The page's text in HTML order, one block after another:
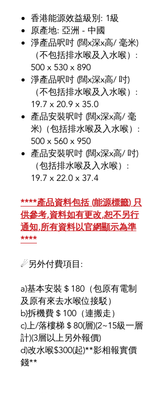
香港能源效益級別: 1級
原產地: 亞洲 - 中國
淨產品呎吋 (闊x深x高/ 毫米)
（不包括排水喉及入水喉）:
500 x 530 x 890
淨產品呎吋 (闊x深x高/ 吋)
（不包括排水喉及入水喉）:
19.7 x 20.9 x 35.0
產品安裝呎吋 (闊x深x高/ 毫
米)（包括排水喉及入水喉）:
500 x 560 x 950
產品安裝呎吋 (闊x深x高/ 吋)
（包括排水喉及入水喉）:
19.7 x 22.0 x 37.4
****產品資料包括 (能源標籤)只
供參考,資料如有更改,恕不另行
通知,所有資料以官網顯示為準
****
☄另外付費項目:
a)基本安裝＄180（包原有電制
及原有來去水喉位接駁）
b)拆機費＄100（連搬走）
c)上/落樓梯＄80(層)(2~15級一層
計)(3層以上另外報價)
d)改水喉$300(起)**影相報實價
錢**